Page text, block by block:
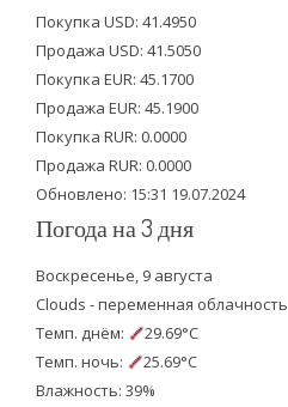
t
e
r
b
o
o
k
u
b
e
Покупка USD: 41.4950
Продажа USD: 41.5050
Покупка EUR: 45.1700
Продажа EUR: 45.1900
Покупка RUR: 0.0000
Продажа RUR: 0.0000
Обновлено: 15:31 19.07.2024
Погода на 3 дня
Воскресенье, 9 августа
Clouds - переменная облачность
Темп. днём:
29.69°C
Темп. ночь:
25.69°C
Влажность: 39%